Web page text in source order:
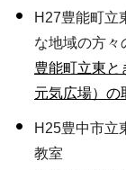
H27豊能町立
な地域の方々
豊能町立東と
元気広場）の
H25豊中市立
教室